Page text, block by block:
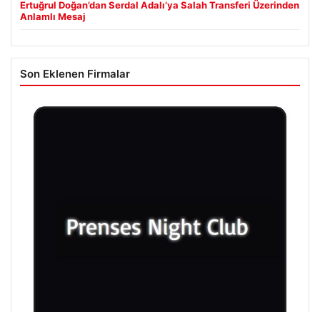
Ertuğrul Doğan’dan Serdal Adalı’ya Salah Transferi Üzerinden
Anlamlı Mesaj
Son Eklenen Firmalar